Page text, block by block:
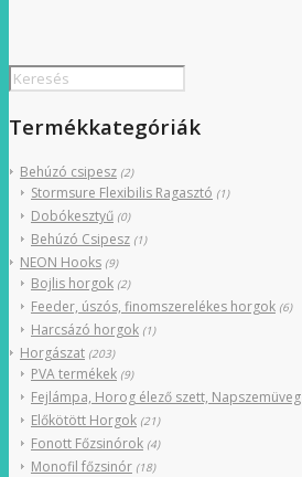
Termékkategóriák
Behúzó csipesz (2)
Stormsure Flexibilis Ragasztó (1)
Dobókesztyű (0)
Behúzó Csipesz (1)
NEON Hooks (9)
Bojlis horgok (2)
Feeder, úszós, finomszerelékes horgok (6)
Harcsázó horgok (1)
Horgászat (203)
PVA termékek (9)
Fejlámpa, Horog élező szett, Napszemüveg
Előkötött Horgok (21)
Fonott Főzsinórok (4)
Monofil főzsinór (18)